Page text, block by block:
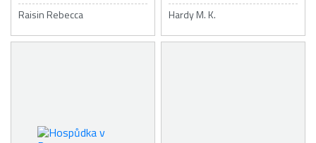
Raisin Rebecca Hardy M. K.